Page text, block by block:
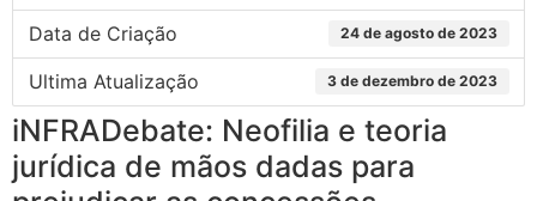
Data de Criação 24 de agosto de 2023
Ultima Atualização 3 de dezembro de 2023
iNFRADebate: Neofilia e teoria
jurídica de mãos dadas para